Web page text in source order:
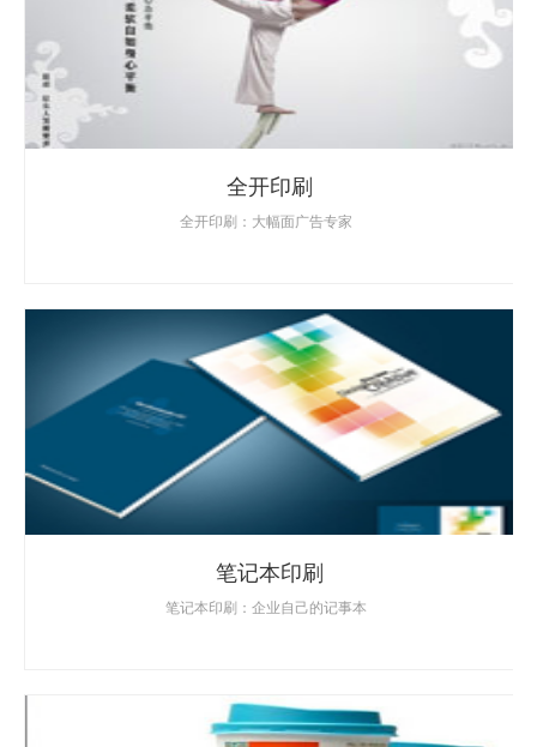
全开印刷
全开印刷：大幅面广告专家
笔记本印刷
笔记本印刷：企业自己的记事本